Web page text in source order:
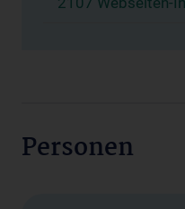
Personen